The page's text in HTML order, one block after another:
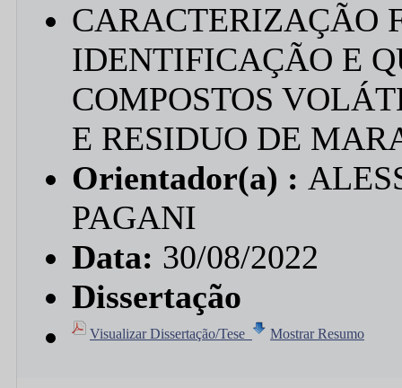
CARACTERIZAÇÃO
IDENTIFICAÇÃO E
COMPOSTOS
E RESIDUO DE
Orientador(a) :
PAGANI
Data: 30/08/2022
Dissertação
Visualizar Dissertação/Tese Mostrar Resumo